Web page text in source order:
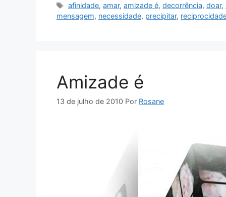
Tags
afinidade,amar,amizade é,decorrência,doar,
mensagem, necessidade, precipitar,
Amizade é
13 de julho de 2010 Por Rosane